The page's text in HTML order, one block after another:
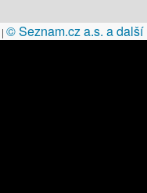
| © Seznam.cz a.s. a další